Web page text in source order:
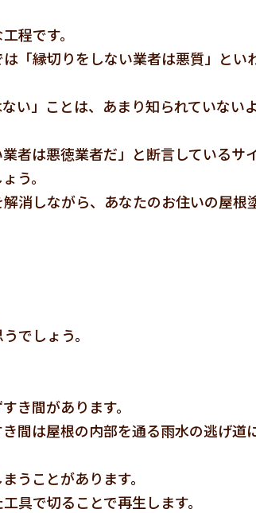
程です。
「縁切りをしない業者は悪質」とい
い」ことは、あまり知られていない
者は悪徳業者だ」と断言しているサ
う。
消しながら、あなたのお住いの屋根
でしょう。
き間があります。
間は屋根の内部を通る雨水の逃げ道
うことがあります。
具で切ることで再生します。